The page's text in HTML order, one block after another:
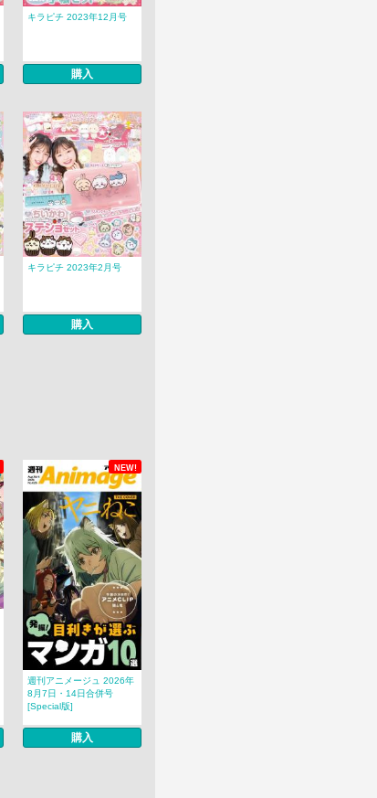
キラピチ 2023年12月号
購入
キラピチ 2023年2月号
購入
NEW!
週刊アニメージュ 2026年
8月7日・14日合併号
[Special版]
購入